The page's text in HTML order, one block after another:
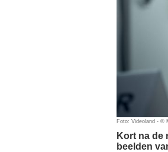
Foto: Videoland - ©
Kort na de
beelden